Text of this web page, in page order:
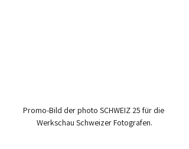
Promo-Bild der photo SCHWEIZ 25 für die
Werkschau Schweizer Fotografen.